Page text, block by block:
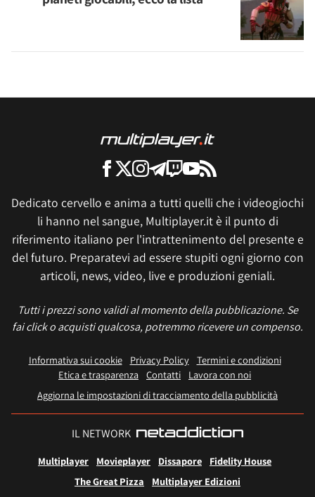
Dedicato cervello e anima a tutti quelli che i videogiochi
li hanno nel sangue, Multiplayer.it è il punto di
riferimento italiano per l'intrattenimento del presente e
del futuro. Preparatevi ad essere stupiti ogni giorno con
articoli, news, video, live e produzioni geniali.
Tutti i prezzi sono validi al momento della pubblicazione. Se
fai click o acquisti qualcosa, potremmo ricevere un compenso.
Informativa sui cookie Privacy Policy
Termini e condizioni
Etica e trasparenza Contatti
Lavora con noi
Aggiorna le impostazioni di tracciamento della pubblicità
IL NETWORK
Multiplayer Movieplayer Dissapore
Fidelity House
The Great Pizza
Multiplayer Edizioni